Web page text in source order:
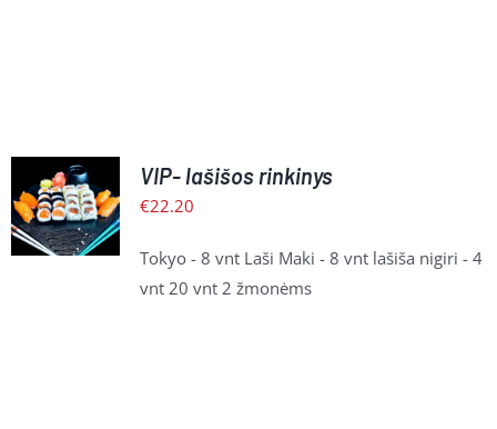
Į
KREPŠELĮ
/
PLAČIAU
VIP- lašišos rinkinys
€22.20
Tokyo - 8 vnt Laši Maki - 8 vnt lašiša nigiri - 4
vnt 20 vnt 2 žmonėms